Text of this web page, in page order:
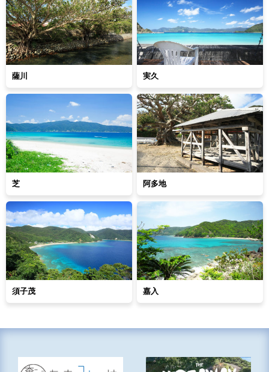
薩川 実久
芝 阿多地
須子茂 嘉入